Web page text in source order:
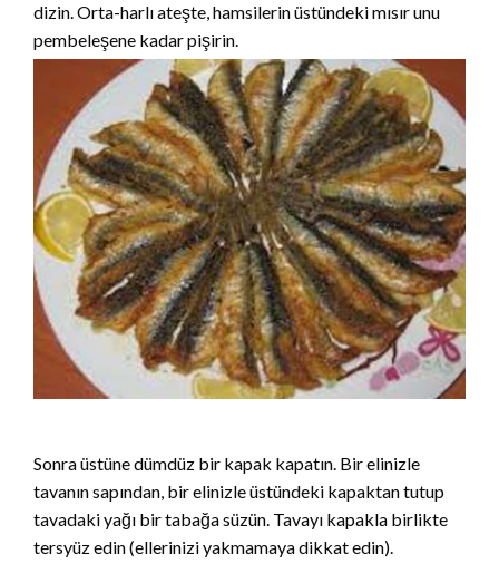
dizin. Orta-harlı ateşte, hamsilerin üstündeki mısır unu
pembeleşene kadar pişirin.
Sonra üstüne dümdüz bir kapak kapatın. Bir elinizle
tavanın sapından, bir elinizle üstündeki kapaktan tutup
tavadaki yağı bir tabağa süzün. Tavayı kapakla birlikte
tersyüz edin (ellerinizi yakmamaya dikkat edin).